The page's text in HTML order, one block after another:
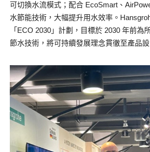
可切換水流模式；配合 EcoSmart、
水節能技術，大幅提升用水效率。
「ECO 2030」計劃，目標於 2030 年前為
節水技術，將可持續發展理念貫徹至產品設